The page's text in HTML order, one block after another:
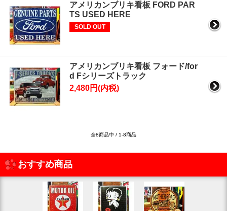
アメリカンブリキ看板 FORD PAR
TS USED HERE
SOLD OUT
アメリカンブリキ看板 フォード/for
d Fシリーズトラック
2,480円(内税)
全8商品中 / 1-8商品
おすすめ商品